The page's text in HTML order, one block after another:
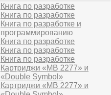
Книга по разработке
Книга по разработке
Книга по разработке и
программированию
Книга по разработке
Книга по разработке
Книга по разработке
Картриджи «MB 2277» и
«Double Symbol»
Картриджи «MB 2277» и